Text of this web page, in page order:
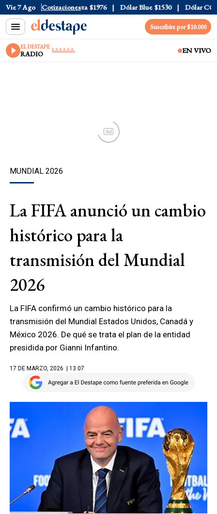
Vie 7 Ago Cotizaciones
$1520 Dólar Tarjeta $1976 Dólar Blue $1530 Dólar CCL
Suscribite por $10.000
EL DESTAPE
RADIO EN VIVO
Ad
MUNDIAL 2026
La FIFA anunció un cambio
histórico para la
transmisión del Mundial
2026
La FIFA confirmó un cambio histórico para la
transmisión del Mundial Estados Unidos, Canadá y
México 2026. De qué se trata el plan de la entidad
presidida por Gianni Infantino.
17 DE MARZO, 2026 | 13.07